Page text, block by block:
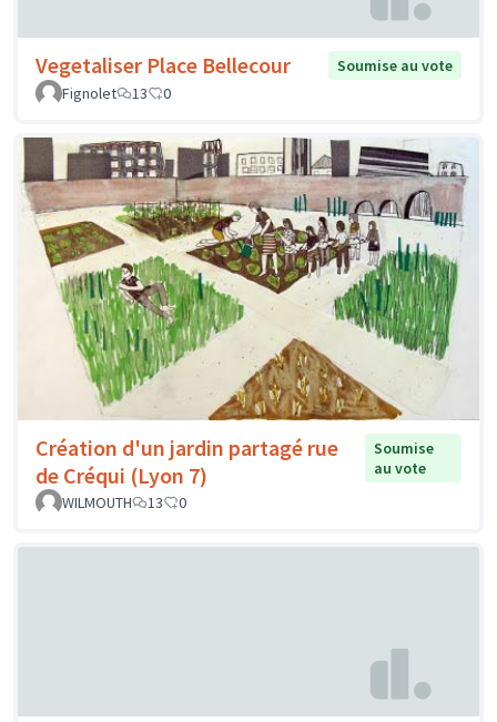
Vegetaliser Place Bellecour
Soumise au vote
Fignolet
13 0
Création d'un jardin partagé rue
de Créqui (Lyon 7)
Soumise
au vote
WILMOUTH
13 0